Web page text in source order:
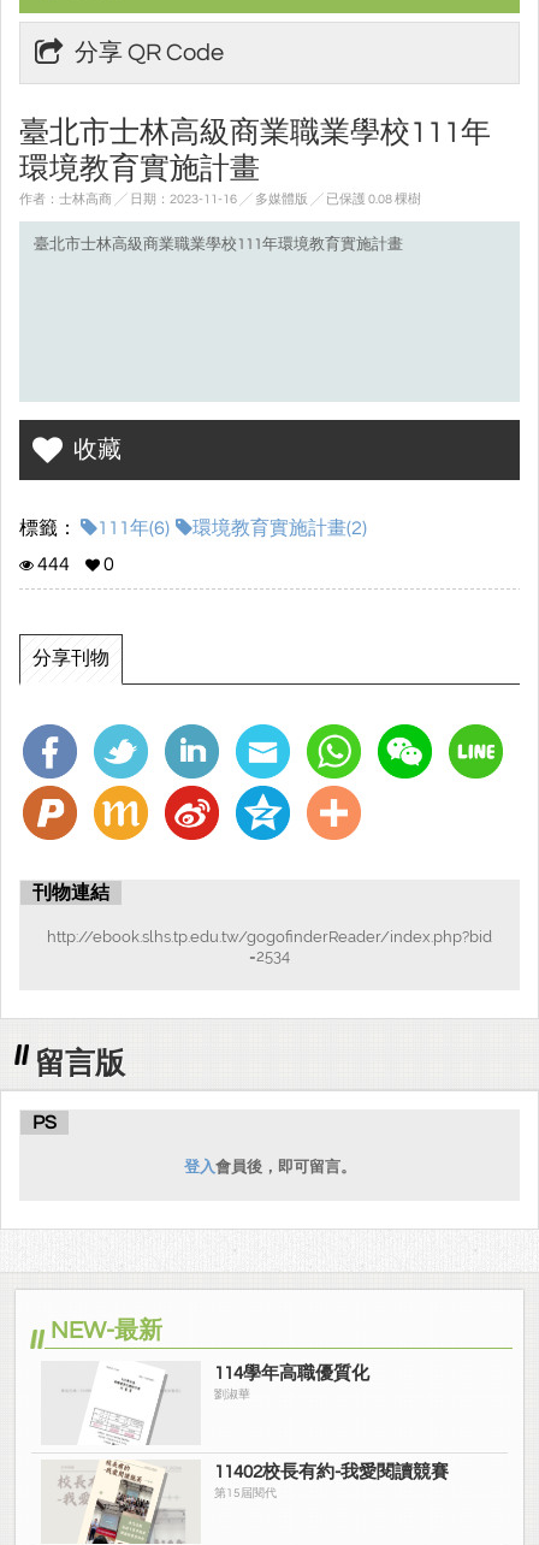
分享 QR Code
臺北市士林高級商業職業學校111年
環境教育實施計畫
作者：士林高商 ╱ 日期：2023-11-16 ╱ 多媒體版 ╱ 已保護 0.08 棵樹
臺北市士林高級商業職業學校111年環境教育實施計畫
收藏
標籤： 111年(6)
環境教育實施計畫(2)
444
0
分享刊物
刊物連結
http://ebook.slhs.tp.edu.tw/gogofinderReader/index.php?bid
=2534
留言版
PS
登入會員後，即可留言。
NEW-最新
114學年高職優質化
劉淑華
11402校長有約-我愛閱讀競賽
第15屆閱代